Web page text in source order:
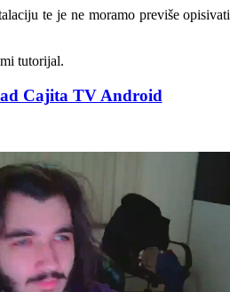
te je ne moramo previše
tutorijal.
Cajita TV Android